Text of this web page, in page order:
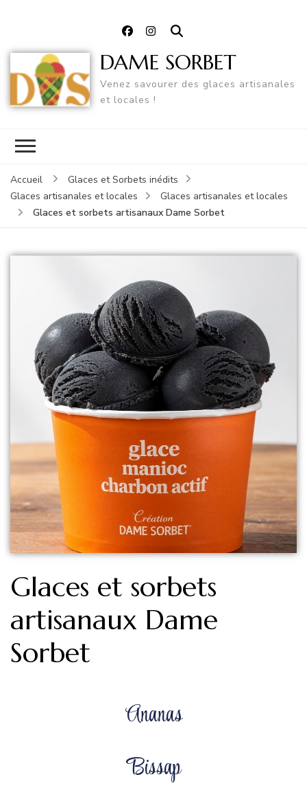
DAME SORBET
Venez savourer des glaces artisanales
et locales !
Accueil
Glaces et Sorbets inédits
Glaces artisanales et locales
Glaces artisanales et locales
Glaces et sorbets artisanaux Dame Sorbet
Glaces et sorbets
artisanaux Dame
Sorbet
Ananas
Bissap